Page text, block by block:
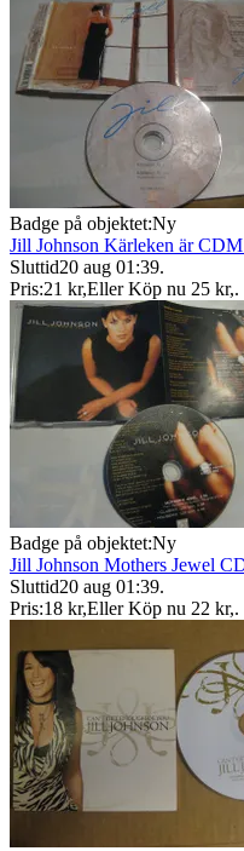
Badge på objektet:Ny
Jill Johnson Kärleken är
Sluttid20 aug 01:39.
Pris:21 kr,Eller Köp nu 25 kr,.
Badge på objektet:Ny
Jill Johnson Mothers Jewel
Sluttid20 aug 01:39.
Pris:18 kr,Eller Köp nu 22 kr,.